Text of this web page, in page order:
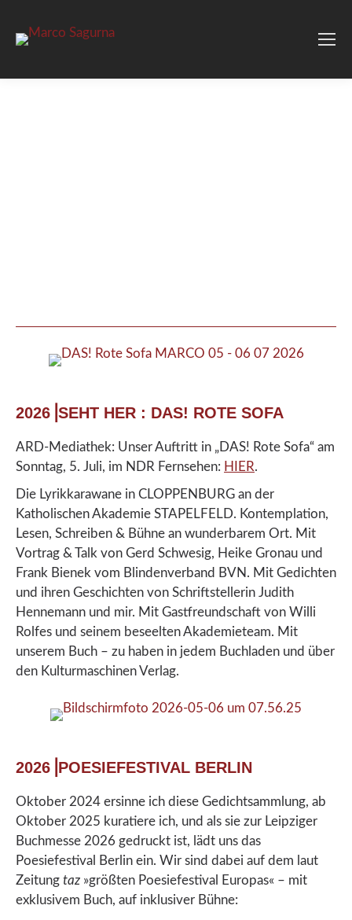
2026⎟SEHT HER : DAS! ROTE SOFA
ARD-Mediathek: Unser Auftritt in „DAS! Rote Sofa“ am
Sonntag, 5. Juli, im NDR Fernsehen: HIER.
Die Lyrikkarawane in CLOPPENBURG an der
Katholischen Akademie STAPELFELD. Kontemplation,
Lesen, Schreiben & Bühne an wunderbarem Ort. Mit
Vortrag & Talk von Gerd Schwesig, Heike Gronau und
Frank Bienek vom Blindenverband BVN. Mit Gedichten
und ihren Geschichten von Schriftstellerin Judith
Hennemann und mir. Mit Gastfreundschaft von Willi
Rolfes und seinem beseelten Akademieteam. Mit
unserem Buch – zu haben in jedem Buchladen und über
den Kulturmaschinen Verlag.
2026⎟POESIEFESTIVAL BERLIN
Oktober 2024 ersinne ich diese Gedichtsammlung, ab
Oktober 2025 kuratiere ich, und als sie zur Leipziger
Buchmesse 2026 gedruckt ist, lädt uns das
Poesiefestival Berlin ein. Wir sind dabei auf dem laut
Zeitung taz »größten Poesiefestival Europas« – mit
exklusivem Buch, auf inklusiver Bühne: